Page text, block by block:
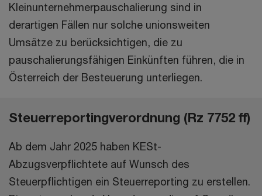
Kleinunternehmerpauschalierung sind in
derartigen Fällen nur solche unionsweiten
Umsätze zu berücksichtigen, die zu
pauschalierungsfähigen Einkünften führen, die in
Österreich der Besteuerung unterliegen.
Steuerreportingverordnung (Rz 7752 ff)
Ab dem Jahr 2025 haben KESt-
Abzugsverpflichtete auf Wunsch des
Steuerpflichtigen ein Steuerreporting zu erstellen.